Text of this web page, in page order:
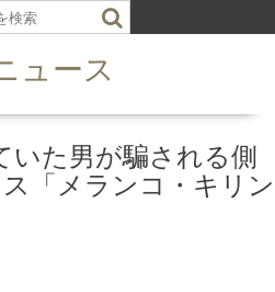
ュース
いた男が騙される側
「メランコ・キリン